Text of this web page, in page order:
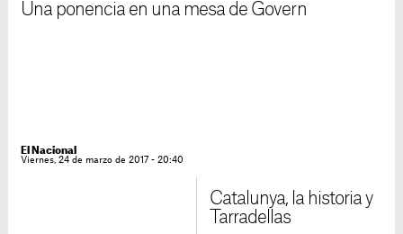
Una ponencia en una mesa de Govern
El Nacional
Viernes, 24 de marzo de 2017 - 20:40
Catalunya, la historia y
Tarradellas